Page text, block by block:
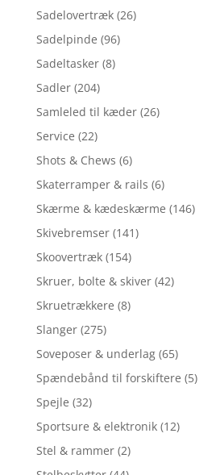
Sadelovertræk (26)
Sadelpinde (96)
Sadeltasker (8)
Sadler (204)
Samleled til kæder (26)
Service (22)
Shots & Chews (6)
Skaterramper & rails (6)
Skærme & kædeskærme (146)
Skivebremser (141)
Skoovertræk (154)
Skruer, bolte & skiver (42)
Skruetrækkere (8)
Slanger (275)
Soveposer & underlag (65)
Spændebånd til forskiftere (5)
Spejle (32)
Sportsure & elektronik (12)
Stel & rammer (2)